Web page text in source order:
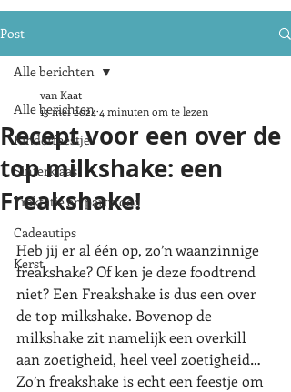
Post
Alle berichten
Kinderfeestje
Sinterklaas
Traktatie en partyfood
Cadeautips
Kerst
Alle berichten
Recept voor een over de
top milkshake: een
Freakshake!
van Kaat
13 mei 2024 4 minuten om te lezen
Heb jij er al één op, zo’n waanzinnige
freakshake? Of ken je deze foodtrend
niet? Een Freakshake is dus een over
de top milkshake. Bovenop de
milkshake zit namelijk een overkill
aan zoetigheid, heel veel zoetigheid…
Zo’n freakshake is echt een feestje om